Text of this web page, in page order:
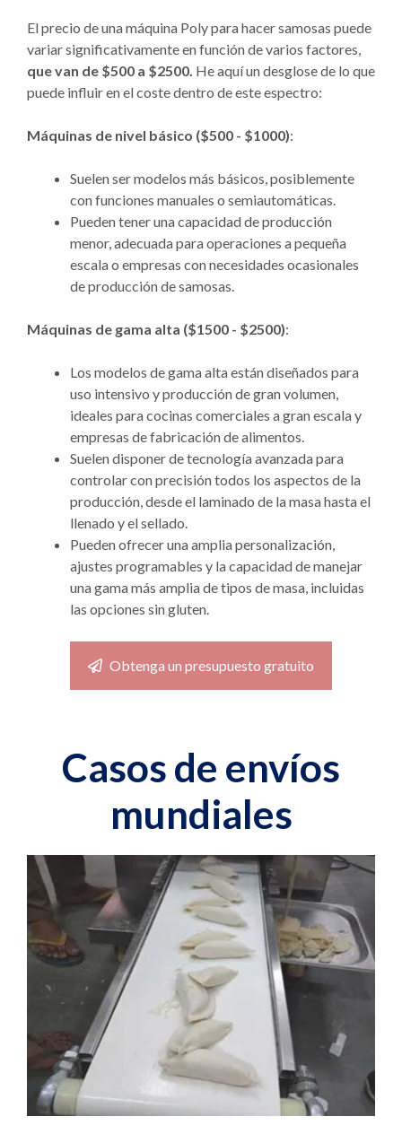
El precio de una máquina Poly para hacer samosas puede
variar significativamente en función de varios factores,
que van de $500 a $2500. He aquí un desglose de lo que
puede influir en el coste dentro de este espectro:
Máquinas de nivel básico ($500 - $1000):
Suelen ser modelos más básicos, posiblemente
con funciones manuales o semiautomáticas.
Pueden tener una capacidad de producción
menor, adecuada para operaciones a pequeña
escala o empresas con necesidades ocasionales
de producción de samosas.
Máquinas de gama alta ($1500 - $2500):
Los modelos de gama alta están diseñados para
uso intensivo y producción de gran volumen,
ideales para cocinas comerciales a gran escala y
empresas de fabricación de alimentos.
Suelen disponer de tecnología avanzada para
controlar con precisión todos los aspectos de la
producción, desde el laminado de la masa hasta el
llenado y el sellado.
Pueden ofrecer una amplia personalización,
ajustes programables y la capacidad de manejar
una gama más amplia de tipos de masa, incluidas
las opciones sin gluten.
Obtenga un presupuesto gratuito
Casos de envíos
mundiales